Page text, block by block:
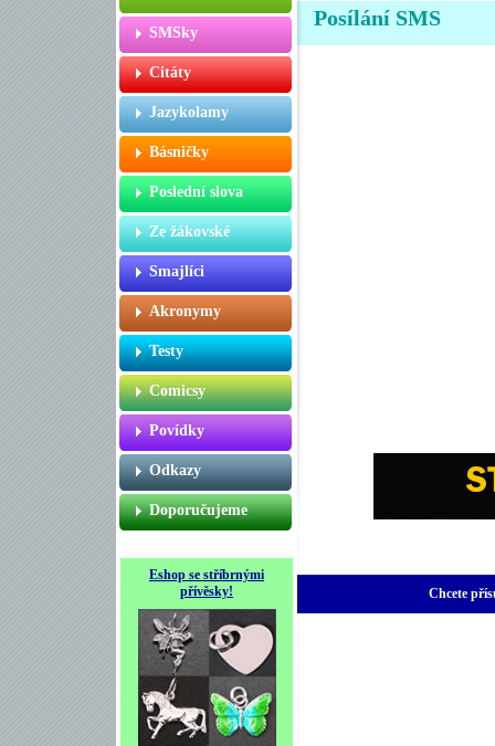
SMSky
Citáty
Jazykolamy
Básničky
Poslední slova
Ze žákovské
Smajlíci
Akronymy
Testy
Comicsy
Povídky
Odkazy
Doporučujeme
Eshop se stříbrnými
přívěsky!
Posílání SMS
Chcete